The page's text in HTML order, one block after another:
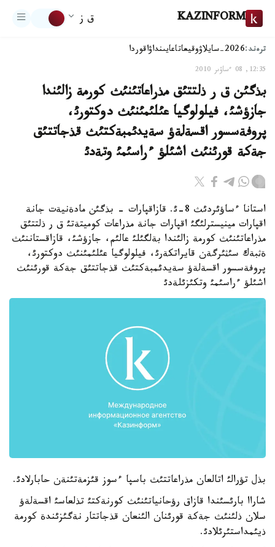
KAZINFORM ق ز
ترەند:2026-سايلاۋ وقيعاتاعايىنداۋاقوردا
12:35, 08 ءساۋىر 2010
بذگئن ق ر ذلتتئق مذراعاتئنئث كورمة زالئندا
جازؤشئ، فيلولوگيا عئلئمئنئث دوكتورئ،
پروفةسسور اقسةلةؤ سةيدئمبةكتئث قذجاتتئق
جةكة قورئنئث اشئلؤ ءراسئمئ وتةدئ
استانا ءساؤئردئث 8-ئ. قازاقپارات - بذگئن مادةنيةت جانة
اقپارات مينيسترلئگئ اقپارات جانة مذراعات كوميتةتئ ق ر ذلتتئق
مذراعاتئنئث كورمة زالئندا بةلگئلئ عالئم، جازؤشئ، قازاقستاننئث
ةثبةك سئثئرگةن قايراتكةرئ، فيلولوگيا عئلئمئنئث دوكتورئ،
پروفةسسور اقسةلةؤ سةيدئمبةكتئث قذجاتتئق جةكة قورئنئث
اشئلؤ ءراسئمئ وتكئزئلةدئ
بذل تؤرالئ اتالعان مذراعاتتئث باسپا ءسوز قئزمةتئنةن حابارلادئ.
شاراا بارئسئندا قازاق رؤحانياتئنئث كورنةكتئ تذلعاسئ اقسةلةؤ
سلان ذلئنئث جةكة قورئنان الئنعان قذجاتتار نةگئزئندة كورمة
ذيئمداستئرئلادئ.